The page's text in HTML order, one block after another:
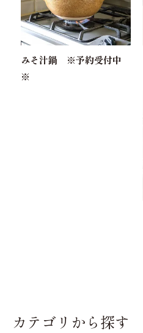
みそ汁鍋 ※予約受付中
※
カテゴリから探す